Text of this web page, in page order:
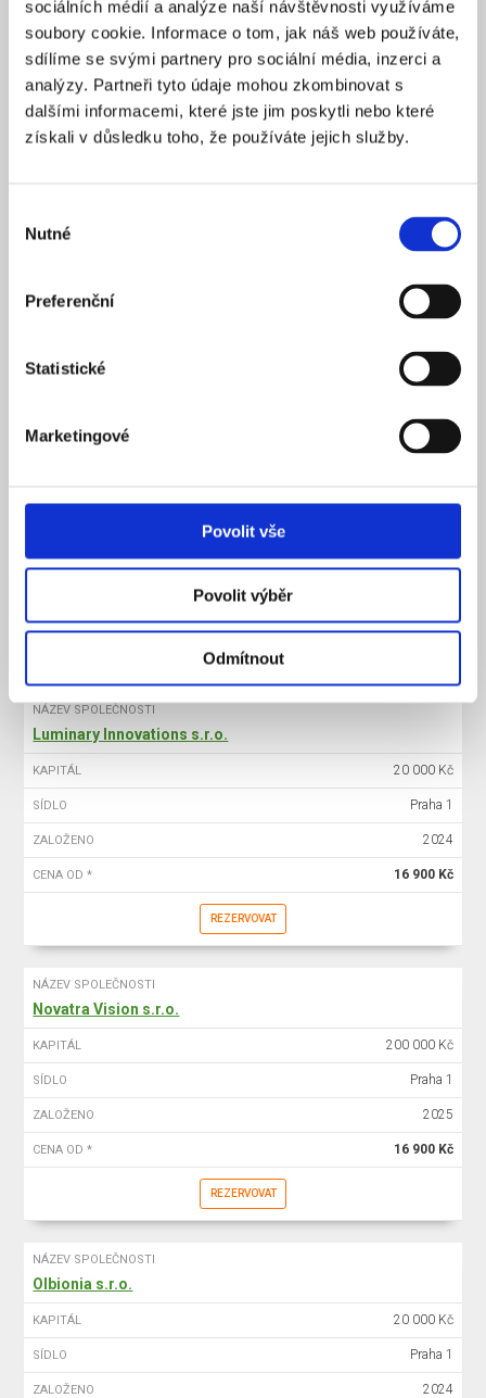
sociálních médií a analýze naší návštěvnosti využíváme
soubory cookie. Informace o tom, jak náš web používáte,
sdílíme se svými partnery pro sociální média, inzerci a
analýzy. Partneři tyto údaje mohou zkombinovat s
dalšími informacemi, které jste jim poskytli nebo které
získali v důsledku toho, že používáte jejich služby.
souhlasu
Nutné
Preferenční
Statistické
Marketingové
Povolit vše
Povolit výběr
Odmítnout
ZALOŽENO 2025
CENA OD * 15 900 Kč
REZERVOVAT
20 000 Kč
Praha 1
ZALOŽENO 2025
NÁZEV SPOLEČNOSTI
ZALOŽENO 2025
NÁZEV SPOLEČNOSTI
Luminary Innovations s.r.o.
KAPITÁL 20 000 Kč
SÍDLO Praha 1
ZALOŽENO 2024
CENA OD * 16 900 Kč
REZERVOVAT
NÁZEV SPOLEČNOSTI
Novatra Vision s.r.o.
KAPITÁL 200 000 Kč
SÍDLO Praha 1
ZALOŽENO 2025
CENA OD * 16 900 Kč
REZERVOVAT
NÁZEV SPOLEČNOSTI
Olbionia s.r.o.
KAPITÁL 20 000 Kč
SÍDLO Praha 1
ZALOŽENO 2024